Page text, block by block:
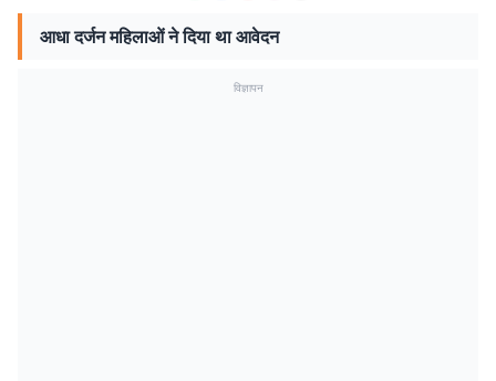
आधा दर्जन महिलाओं ने दिया था आवेदन
विज्ञापन